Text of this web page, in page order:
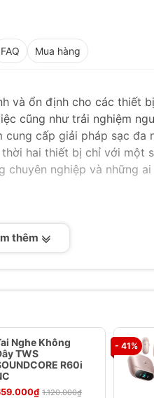
FAQ Mua hàng
và ổn định cho các thiết
cũng như trải nghiệm
cung cấp giải pháp sạc đa
hai thiết bị chỉ với một
nghiệp và những
Anker A8895 là thiết kế
đầu USB-C ở đầu kia,
lợi và gọn gàng.
trợ công suất sạc tối đa
đòi hỏi nguồn điện lớn
Anker A8895 là lựa chọn
và một cặp tai nghe
độ bền của sản phẩm.
thêm
Nghe Không
TWS
R60i
1.120.000₫
- 41%